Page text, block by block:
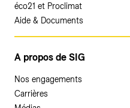
éco21 et Proclimat
Aide & Documents
A propos de SIG
Nos engagements
Carrières